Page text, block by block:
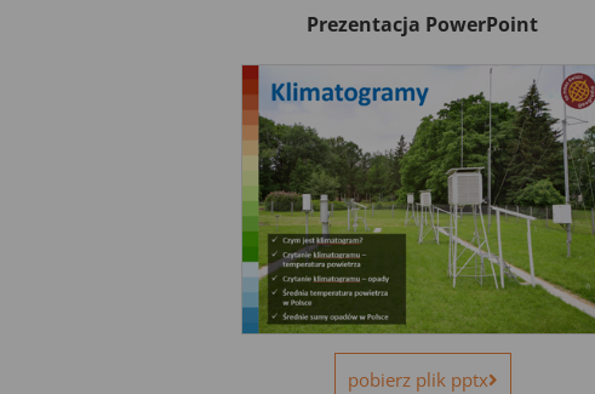
Prezentacja PowerPoint
pobierz plik pptx